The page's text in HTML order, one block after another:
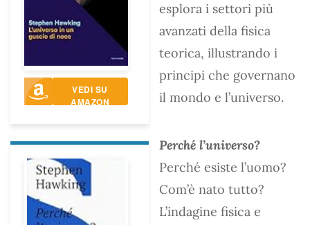
VEDI SU
AMAZON
esplora i settori più
avanzati della fisica
teorica, illustrando i
principi che governano
il mondo e l’universo.
Perché l’universo?
Perché esiste l’uomo?
Com’è nato tutto?
L’indagine fisica e